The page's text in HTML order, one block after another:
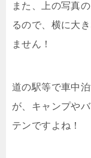
また、上の写真
るので、横に大
ません！
道の駅等で車中
が、キャンプや
テンですよね！